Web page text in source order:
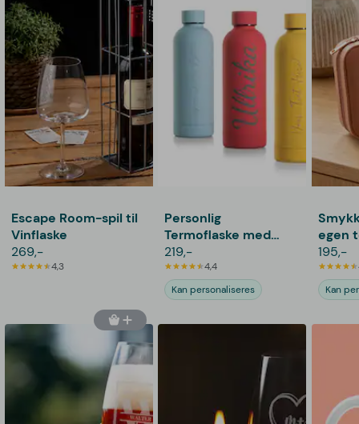
Escape Room-spil til
Vinflaske
269,-
4,3
Personlig
Termoflaske med
Tekst - 500 ml
219,-
4,4
Kan personaliseres
egen
195,-
Kan